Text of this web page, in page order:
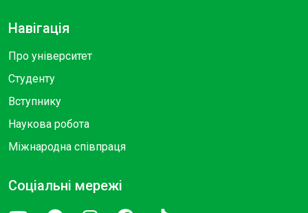
Навігація
Про університет
Студенту
Вступнику
Наукова робота
Міжнародна співпраця
Соціальні мережі